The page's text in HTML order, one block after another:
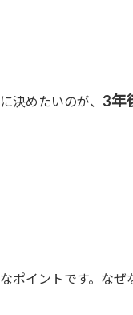
決めたいのが、 3年
ポイントです。な